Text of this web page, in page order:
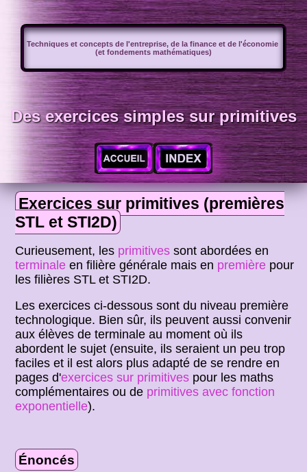
Techniques et concepts de l'entreprise, de la finance et de l'économie
(et fondements mathématiques)
Des exercices simples sur primitives
Exercices sur primitives (premières
STL et STI2D)
Curieusement, les primitives sont abordées en
terminale en filière générale mais en première pour
les filières STL et STI2D.
Les exercices ci-dessous sont du niveau première
technologique. Bien sûr, ils peuvent aussi convenir
aux élèves de terminale au moment où ils
abordent le sujet (ensuite, ils seraient un peu trop
faciles et il est alors plus adapté de se rendre en
pages d'exercices sur primitives pour les maths
complémentaires ou de primitives avec fonction
exponentielle).
Énoncés